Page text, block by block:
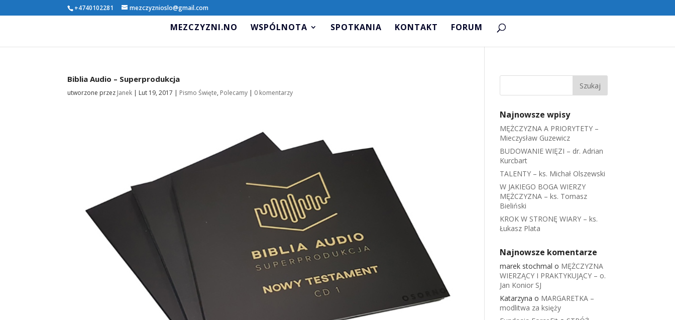
+4740102281 mezczyznioslo@gmail.com
MEZCZYZNI.NO WSPÓLNOTA SPOTKANIA KONTAKT FORUM
Biblia Audio – Superprodukcja
utworzone przez Janek | Lut 19, 2017 | Pismo Święte, Polecamy | 0 komentarzy
Najnowsze wpisy
MĘŻCZYZNA A PRIORYTETY –
Mieczysław Guzewicz
BUDOWANIE WIĘZI – dr. Adrian
Kurcbart
TALENTY – ks. Michał Olszewski
W JAKIEGO BOGA WIERZY
MĘŻCZYZNA – ks. Tomasz
Bieliński
KROK W STRONĘ WIARY – ks.
Łukasz Plata
Najnowsze komentarze
marek stochmal o MĘŻCZYZNA
WIERZĄCY I PRAKTYKUJĄCY – o.
Jan Konior SJ
Katarzyna o MARGARETKA –
modlitwa za księży